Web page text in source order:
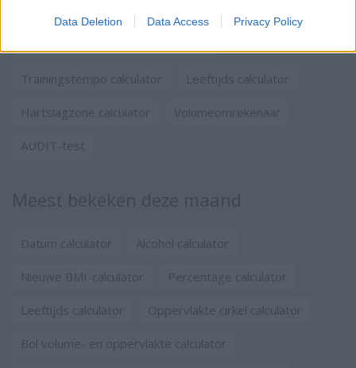
Data Deletion Data Access Privacy Policy
Nieuwe BMI-calculator Oppervlakteomrekenaar
Trainingstempo calculator Leeftijds calculator
Hartslagzone calculator Volumeomrekenaar
AUDIT-test
Datum calculator Alcohol calculator
Nieuwe BMI-calculator Percentage calculator
Leeftijds calculator Oppervlakte cirkel calculator
Bol volume- en oppervlakte calculator